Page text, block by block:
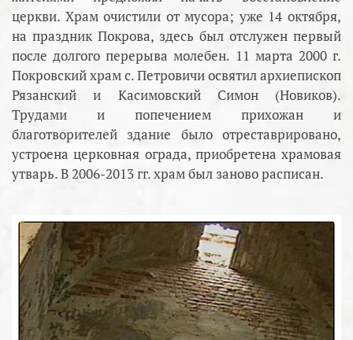
церкви. Храм очистили от мусора; уже 14 октября,
на праздник Покрова, здесь был отслужен первый
после долгого перерыва молебен. 11 марта 2000 г.
Покровский храм с. Петровичи освятил архиепископ
Рязанский и Касимовский Симон (Новиков).
Трудами и попечением прихожан и
благотворителей здание было отреставрировано,
устроена церковная ограда, приобретена храмовая
утварь. В 2006-2013 гг. храм был заново расписан.